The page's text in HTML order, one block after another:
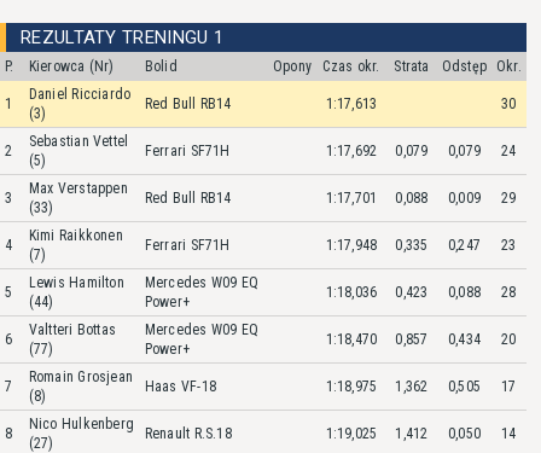
REZULTATY TRENINGU 1
P. Kierowca (Nr) Bolid Opony Czas okr. Strata Odstęp Okr.
1
Daniel Ricciardo
(3)
Red Bull RB14 1:17,613 30
2
Sebastian Vettel
(5)
Ferrari SF71H 1:17,692 0,079 0,079 24
3
Max Verstappen
(33)
Red Bull RB14 1:17,701 0,088 0,009 29
4
Kimi Raikkonen
(7)
Ferrari SF71H 1:17,948 0,335 0,247 23
5
Lewis Hamilton
(44)
Mercedes W09 EQ
Power+
1:18,036 0,423 0,088 28
6
Valtteri Bottas
(77)
Mercedes W09 EQ
Power+
1:18,470 0,857 0,434 20
7
Romain Grosjean
(8)
Haas VF-18 1:18,975 1,362 0,505 17
8
Nico Hulkenberg
(27)
Renault R.S.18 1:19,025 1,412 0,050 14